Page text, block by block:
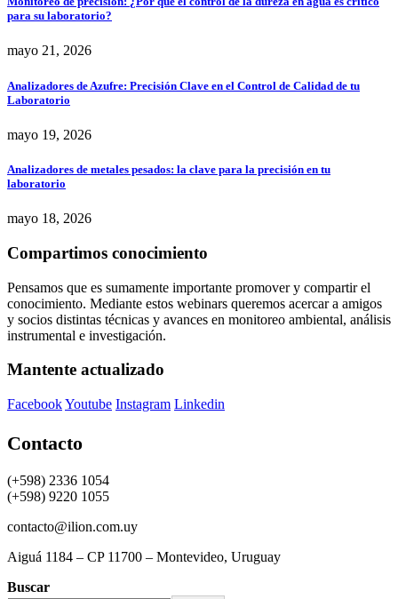
para su laboratorio?
mayo 21, 2026
Analizadores de Azufre: Precisión Clave en el Control de Calidad de tu
Laboratorio
mayo 19, 2026
Analizadores de metales pesados: la clave para la precisión en tu
laboratorio
mayo 18, 2026
Compartimos conocimiento
Pensamos que es sumamente importante promover y compartir el
conocimiento. Mediante estos webinars queremos acercar a amigos
y socios distintas técnicas y avances en monitoreo ambiental, análisis
instrumental e investigación.
Mantente actualizado
FacebookYoutube Instagram Linkedin
Contacto
(+598) 2336 1054
(+598) 9220 1055
contacto@ilion.com.uy
Aiguá 1184 – CP 11700 – Montevideo, Uruguay
Buscar